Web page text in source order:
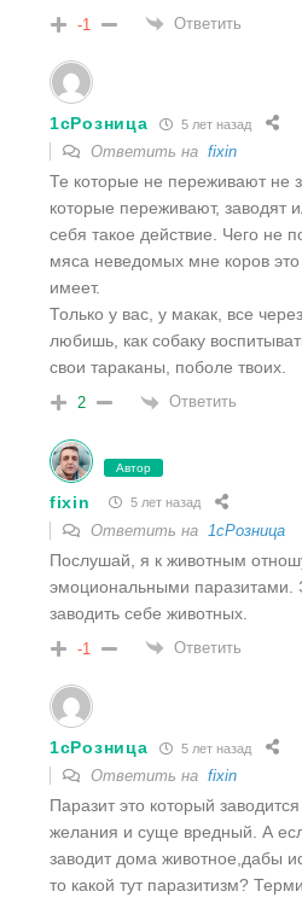
-1 Ответить
1cРозница 5 лет назад
Ответить на fixin
Те которые не переживают не
которые переживают, заводят
себя такое действие. Чего не
мяса неведомых мне коров
имеет.
Только у вас, у макак, все
любишь, как собаку
свои тараканы, поболе твоих.
2 Ответить
Автор
fixin 5 лет назад
Ответить на 1cРозница
Послушай, я к животным
эмоциональными
заводить себе животных.
-1 Ответить
1cРозница 5 лет назад
Ответить на fixin
Паразит это который
желания и суще вредный. А
заводит дома животное,дабы
то какой тут паразитизм?